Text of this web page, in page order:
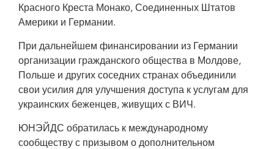
Красного Креста Монако, Соединенных Штатов
Америки и Германии.
При дальнейшем финансировании из Германии
организации гражданского общества в Молдове,
Польше и других соседних странах объединили
свои усилия для улучшения доступа к услугам для
украинских беженцев, живущих с ВИЧ.
ЮНЭЙДС обратилась к международному
сообществу с призывом о дополнительном